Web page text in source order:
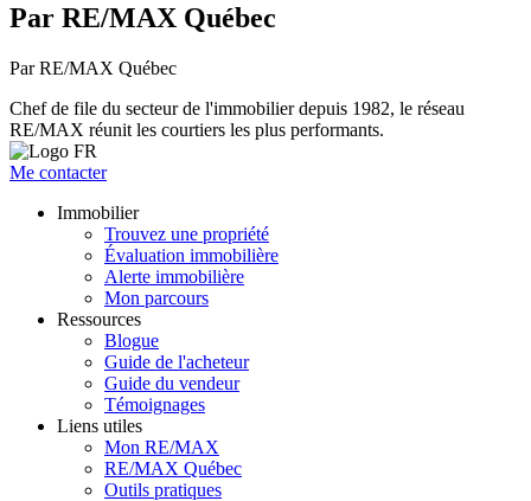
Par RE/MAX Québec
Par RE/MAX Québec
Chef de file du secteur de l'immobilier depuis 1982, le réseau
RE/MAX réunit les courtiers les plus performants.
Me contacter
Immobilier
Trouvez une propriété
Évaluation immobilière
Alerte immobilière
Mon parcours
Ressources
Blogue
Guide de l'acheteur
Guide du vendeur
Témoignages
Liens utiles
Mon RE/MAX
RE/MAX Québec
Outils pratiques